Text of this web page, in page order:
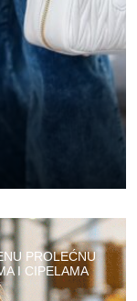
PROLEĆNU
I CIPELAMA